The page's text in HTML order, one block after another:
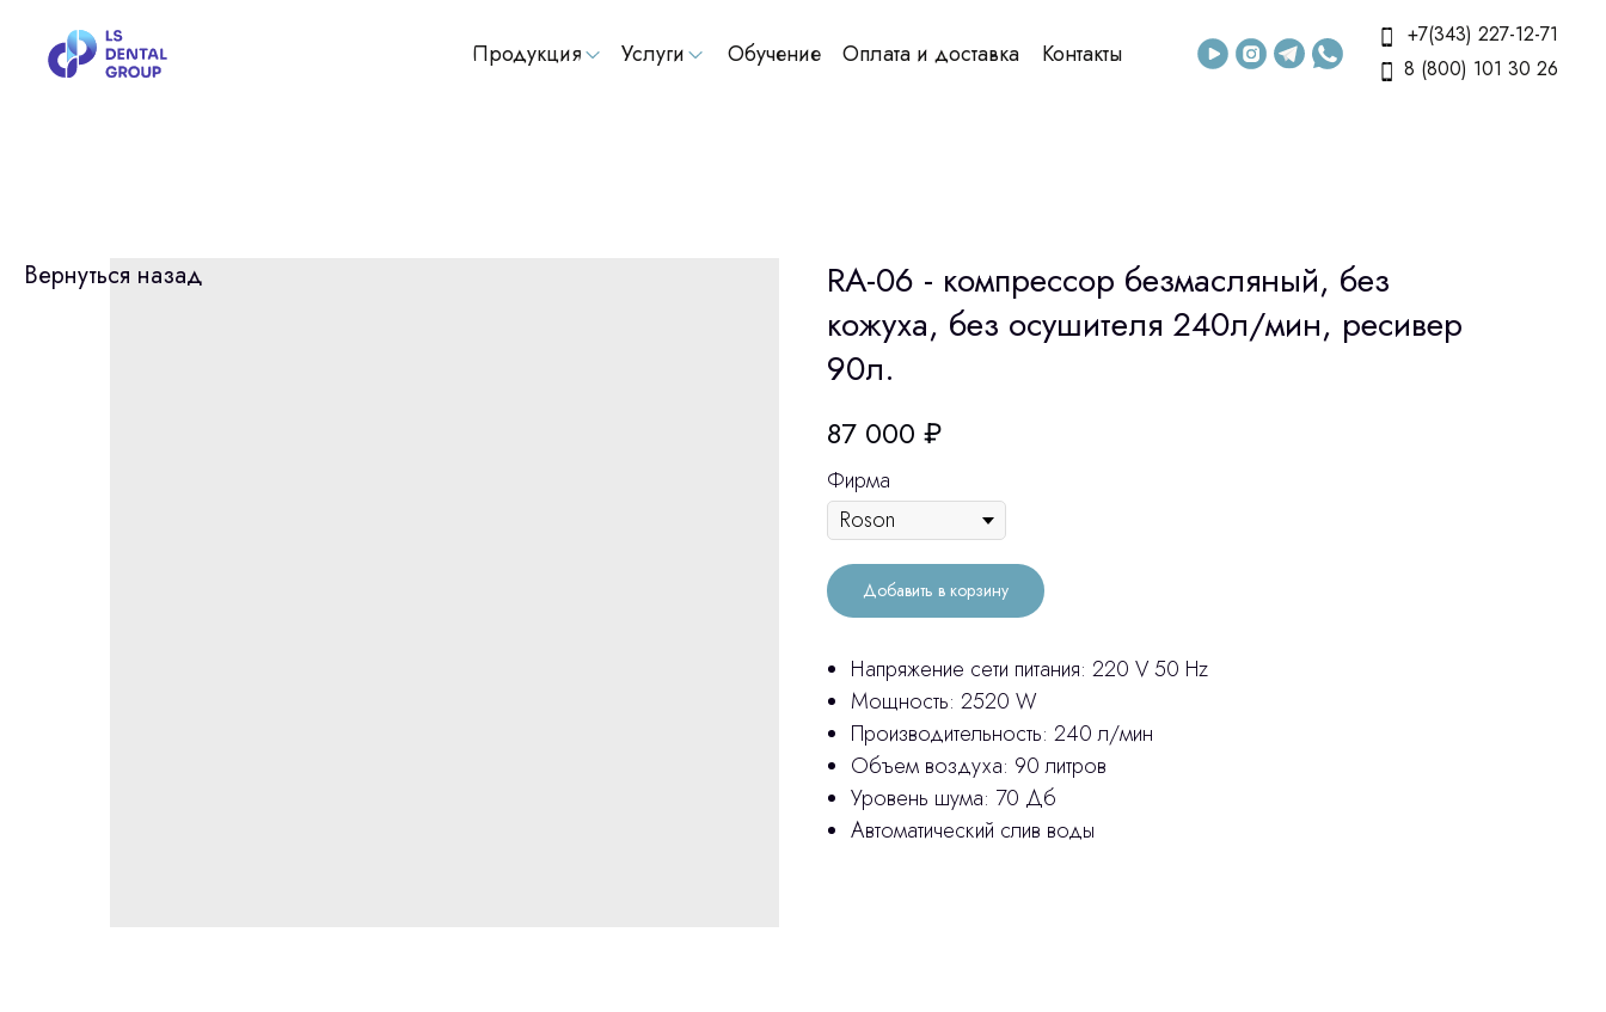
Обучение
Продукция Услуги Оплата и доставка Контакты
+7(343) 227-12-71
8 (800) 101 30 26
Вернуться назад
RA-06 - компрессор безмасляный, без
кожуха, без осушителя 240л/мин, ресивер
90л.
87 000 ₽
Фирма
Добавить в корзину
Напряжение сети питания: 220 V 50 Hz
Мощность: 2520 W
Производительность: 240 л/мин
Объем воздуха: 90 литров
Уровень шума: 70 Дб
Автоматический слив воды